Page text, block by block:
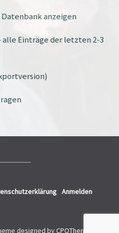
anzeigen
Einträge der letzten 2-3
Anmelden
designed byCPOThemes